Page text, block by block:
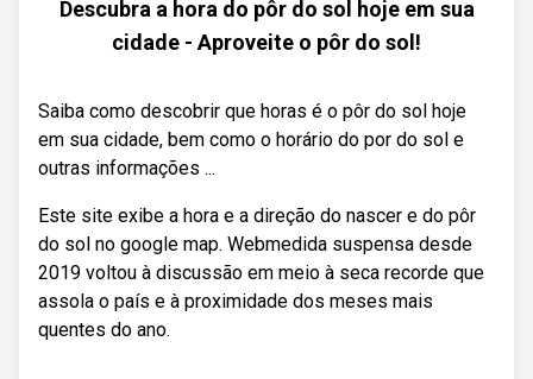
Descubra a hora do pôr do sol hoje em sua
cidade - Aproveite o pôr do sol!
Saiba como descobrir que horas é o pôr do sol hoje
em sua cidade, bem como o horário do por do sol e
outras informações ...
Este site exibe a hora e a direção do nascer e do pôr
do sol no google map. Webmedida suspensa desde
2019 voltou à discussão em meio à seca recorde que
assola o país e à proximidade dos meses mais
quentes do ano.